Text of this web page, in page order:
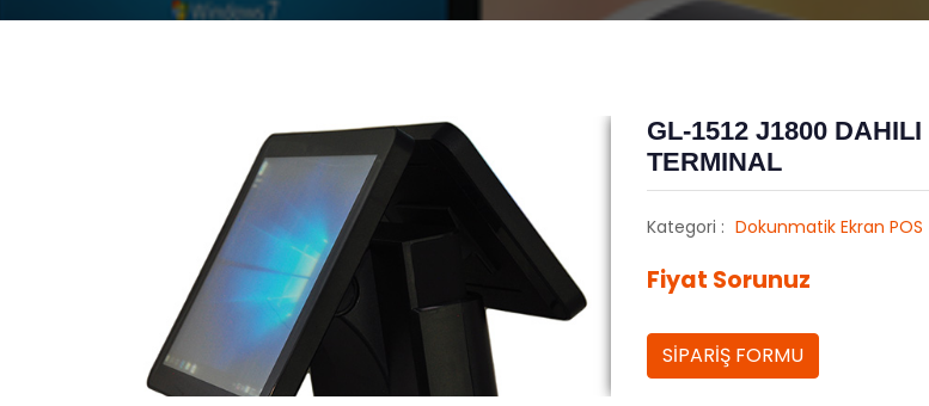
GL-1512 J1800
TERMINAL
Kategori : Dokunmatik Ekran POS
Fiyat Sorunuz
SİPARİŞ FORMU